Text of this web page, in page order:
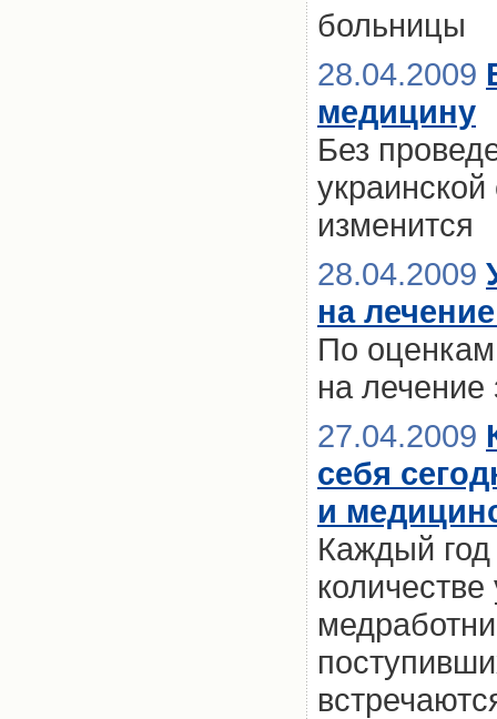
больницы
28.04.2009
медицину
Без
изменится
28.04.2009
на
По оценкам
на лечение
27.04.2009
себя
и
Каждый